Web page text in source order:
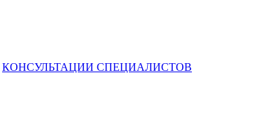
КОНСУЛЬТАЦИИ СПЕЦИАЛИСТОВ